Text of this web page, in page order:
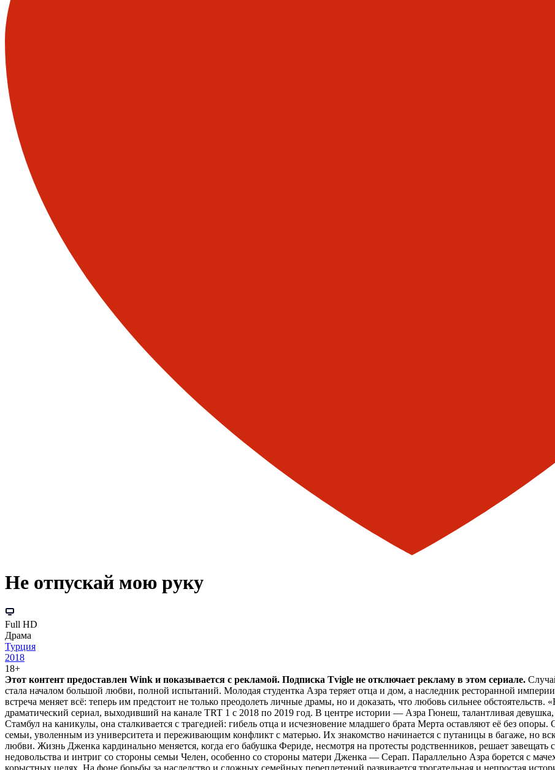
Не отпускай мою руку
Full HD
Драма
Турция
2018
18+
Этот контент предоставлен Wink и показывается с рекламой. Подписка Tvigle не отключает рекламу в этом сериале.
стала началом большой любви, полной испытаний. Молодая студентка Азра теряет отца и дом, а наследник ресторанной
встреча меняет всё: теперь им предстоит не только преодолеть личные драмы, но и доказать, что любовь сильнее
драматический сериал, выходивший на канале TRT 1 с 2018 по 2019 год. В центре истории — Азра Гюнеш, талантливая
Стамбул на каникулы, она сталкивается с трагедией: гибель отца и исчезновение младшего брата Мерта оставляют её без
семьи, уволенным из университета и переживающим конфликт с матерью. Их знакомство начинается с путаницы в багаже, но
любви. Жизнь Дженка кардинально меняется, когда его бабушка Фериде, несмотря на протесты родственников, решает
недовольства и интриг со стороны семьи Челен, особенно со стороны матери Дженка — Серап. Параллельно Азра борется с